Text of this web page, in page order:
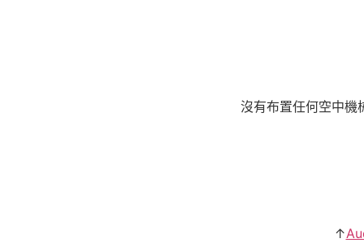
沒有布置任何空中機
↑